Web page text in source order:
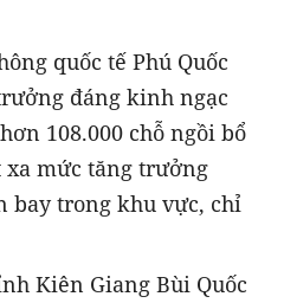
quốc tế Phú Quốc
đáng kinh ngạc
108.000 chỗ ngồi bổ
xa mức tăng trưởng
bay trong khu vực, chỉ
Kiên Giang Bùi Quốc